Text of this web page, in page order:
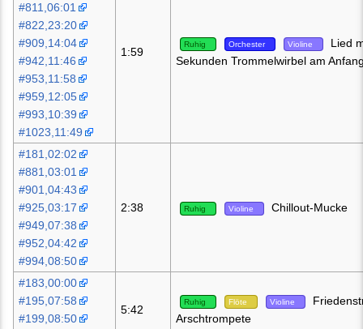
#811,06:01
#822,23:20
#909,14:04
#942,11:46
#953,11:58
#959,12:05
#993,10:39
#1023,11:49
1:59
Ruhig Orchester Violine
Lied
Sekunden Trommelwirbel am
#181,02:02
#881,03:01
#901,04:43
#925,03:17
#949,07:38
#952,04:42
#994,08:50
2:38 Ruhig Violine Chillout-Mucke
#183,00:00
#195,07:58
#199,08:50
5:42
Ruhig Flöte Violine
Arschtrompete